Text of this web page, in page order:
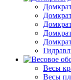
Весы
Весы